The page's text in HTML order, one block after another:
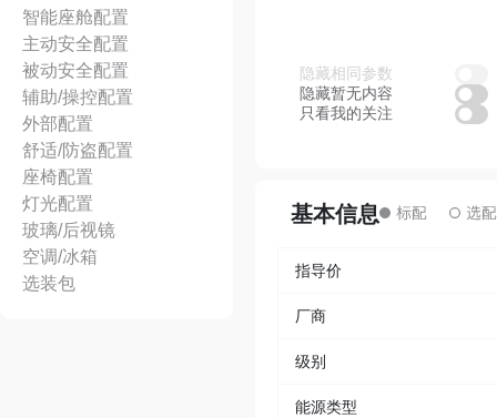
智能座舱配置
主动安全配置
被动安全配置
辅助/操控配置
外部配置
舒适/防盗配置
座椅配置
灯光配置
玻璃/后视镜
空调/冰箱
选装包
隐藏相同参数
隐藏暂无内容
只看我的关注
基本信息
指导价
厂商
级别
能源类型